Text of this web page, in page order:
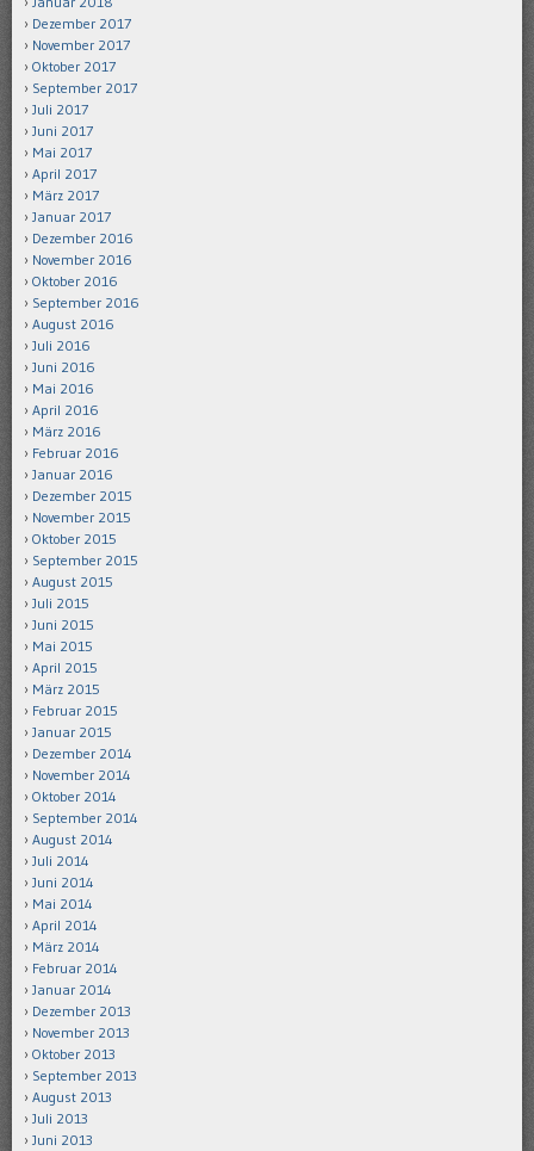
Dezember 2017
November 2017
Oktober 2017
September 2017
Juli 2017
Juni 2017
Mai 2017
April 2017
März 2017
Januar 2017
Dezember 2016
November 2016
Oktober 2016
September 2016
August 2016
Juli 2016
Juni 2016
Mai 2016
April 2016
März 2016
Februar 2016
Januar 2016
Dezember 2015
November 2015
Oktober 2015
September 2015
August 2015
Juli 2015
Juni 2015
Mai 2015
April 2015
März 2015
Februar 2015
Januar 2015
Dezember 2014
November 2014
Oktober 2014
September 2014
August 2014
Juli 2014
Juni 2014
Mai 2014
April 2014
März 2014
Februar 2014
Januar 2014
Dezember 2013
November 2013
Oktober 2013
September 2013
August 2013
Juli 2013
Juni 2013